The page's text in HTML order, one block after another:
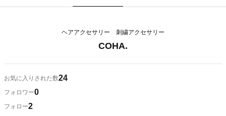
ヘアアクセサリー 刺繍アクセサリー
COHA.
お気に入りされた数24
フォロワー0
フォロー2